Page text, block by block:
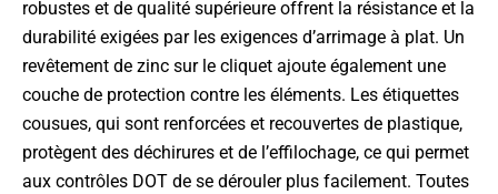
robustes et de qualité supérieure offrent la résistance et la
durabilité exigées par les exigences d’arrimage à plat. Un
revêtement de zinc sur le cliquet ajoute également une
couche de protection contre les éléments. Les étiquettes
cousues, qui sont renforcées et recouvertes de plastique,
protègent des déchirures et de l’effilochage, ce qui permet
aux contrôles DOT de se dérouler plus facilement. Toutes